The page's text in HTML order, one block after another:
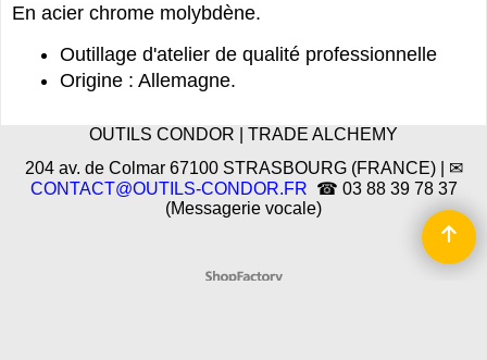
En acier chrome molybdène.
Outillage d'atelier de qualité professionnelle
Origine : Allemagne.
OUTILS CONDOR | TRADE ALCHEMY
204 av. de Colmar 67100 STRASBOURG (FRANCE) | ✉
CONTACT@OUTILS-CONDOR.FR ☎ 03 88 39 78 37
(Messagerie vocale)
Boutique en ligne créés